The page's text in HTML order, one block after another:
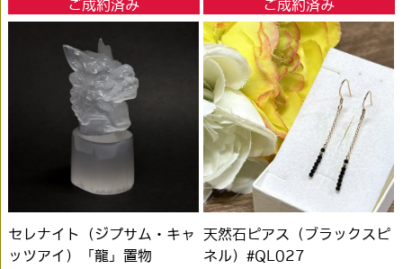
ご成約済み ご成約済み
セレナイト（ジプサム・キャ
ッツアイ）「龍」置物
天然石ピアス（ブラックスピ
ネル）#QL027